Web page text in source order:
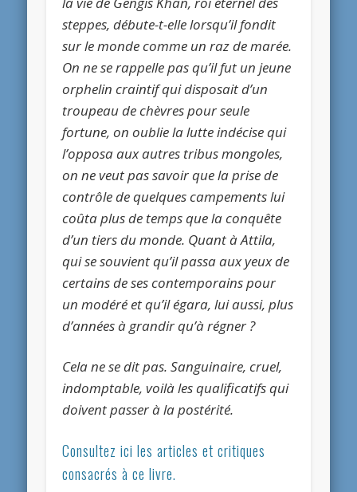
steppes, débute-t-elle lorsqu’il fondit
sur le monde comme un raz de marée.
On ne se rappelle pas qu’il fut un jeune
orphelin craintif qui disposait d’un
troupeaude chèvres pour seule
fortune, on oublie la lutte indécisequi
l’opposa aux autres tribus mongoles,
on ne veut pas savoir que la prise de
contrôle de quelques campements lui
coûta plus de temps que la conquête
d’un tiers du monde. Quant à Attila,
qui se souvient qu’il passa aux yeux de
certainsde ses contemporains pour
un modéré et qu’il égara, lui aussi, plus
d’années à grandir qu’à régner ?
Cela ne se dit pas. Sanguinaire, cruel,
indomptable, voilà les qualificatifs qui
doivent passer à la postérité.
Consultez ici les articles et critiques
consacrés à ce livre.